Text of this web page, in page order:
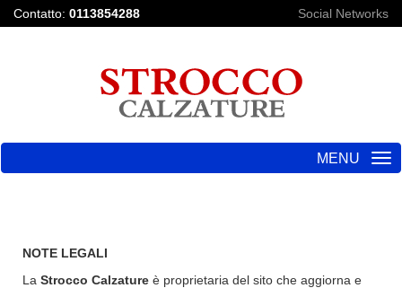
Contatto: 0113854288 Social Networks
MENU
NOTE LEGALI
La Strocco Calzature è proprietaria del sito che aggiorna e